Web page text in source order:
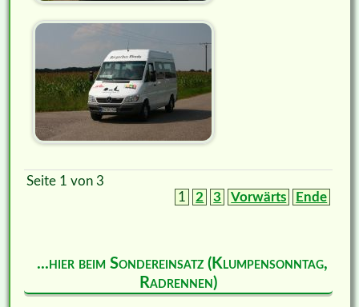
Seite 1 von 3
1
2 3 Vorwärts Ende
...hier beim Sondereinsatz (Klumpensonntag,
Radrennen)